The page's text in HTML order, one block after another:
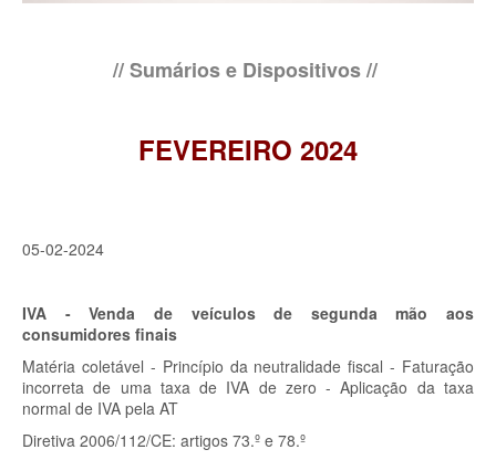
// Sumários e Dispositivos //
FEVEREIRO 2024
05-02-2024
IVA - Venda de veículos de segunda mão aos
consumidores finais
Matéria coletável - Princípio da neutralidade fiscal - Faturação
incorreta de uma taxa de IVA de zero - Aplicação da taxa
normal de IVA pela AT
Diretiva 2006/112/CE: artigos 73.º e 78.º